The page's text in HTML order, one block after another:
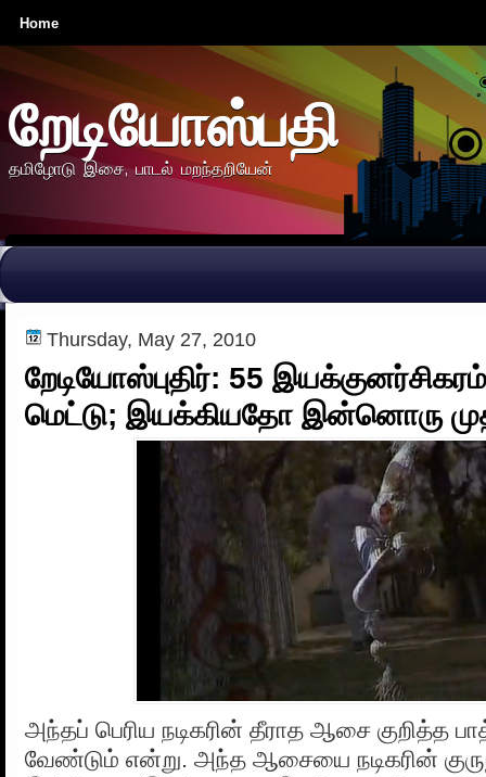
Home
றேடியோஸ்பதி
தமிழோடு இசை, பாடல் மறந்தறியேன்
Thursday, May 27, 2010
றேடியோஸ்புதிர்: 55
மெட்டு; இயக்கியதோ இன்னொரு
அந்தப் பெரிய நடிகரின் தீராத ஆசை குறித்த
வேண்டும் என்று. அந்த ஆசையை நடிகரின்